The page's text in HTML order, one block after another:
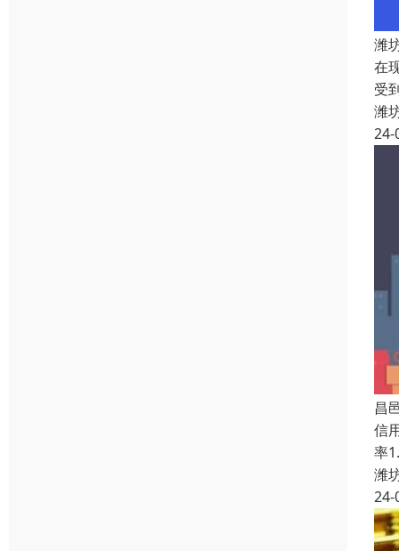
潍
在
受
潍
24-
昌
信
率
潍
24-